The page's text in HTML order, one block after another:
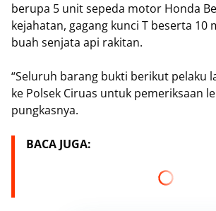
berupa 5 unit sepeda motor Honda
kejahatan, gagang kunci T beserta 10
buah senjata api rakitan.
“Seluruh barang bukti berikut pelaku
ke Polsek Ciruas untuk pemeriksaan
pungkasnya.
BACA JUGA: